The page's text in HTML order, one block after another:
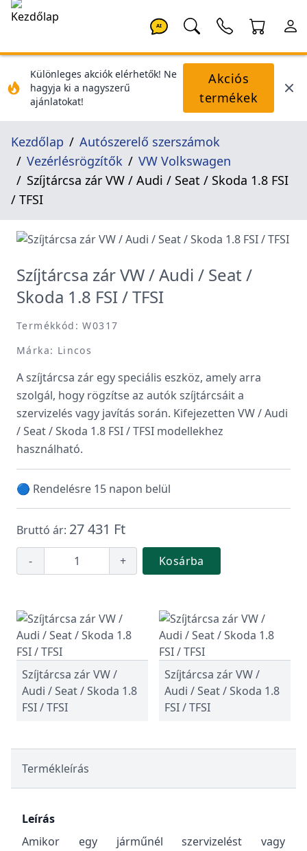
AI
Különleges akciók elérhetők! Ne
hagyja ki a nagyszerű
ajánlatokat!
Akciós
termékek
Kezdőlap
Autószerelő szerszámok
Vezérlésrögzítők
VW Volkswagen
Szíjtárcsa zár VW / Audi / Seat / Skoda 1.8 FSI
/ TFSI
Szíjtárcsa zár VW / Audi / Seat /
Skoda 1.8 FSI / TFSI
Termékkód: W0317
Márka: Lincos
A szíjtárcsa zár egy speciális eszköz, amely arra
szolgál, hogy rögzítse az autók szíjtárcsáit a
szervizelés vagy javítás során. Kifejezetten VW / Audi
/ Seat / Skoda 1.8 FSI / TFSI modellekhez
használható.
🔵 Rendelésre 15 napon belül
Bruttó ár: 27 431 Ft
- + Kosárba
Szíjtárcsa zár VW /
Audi / Seat / Skoda 1.8
FSI / TFSI
Szíjtárcsa zár VW /
Audi / Seat / Skoda 1.8
FSI / TFSI
Termékleírás
Leírás
Amikor egy járműnél szervizelést vagy